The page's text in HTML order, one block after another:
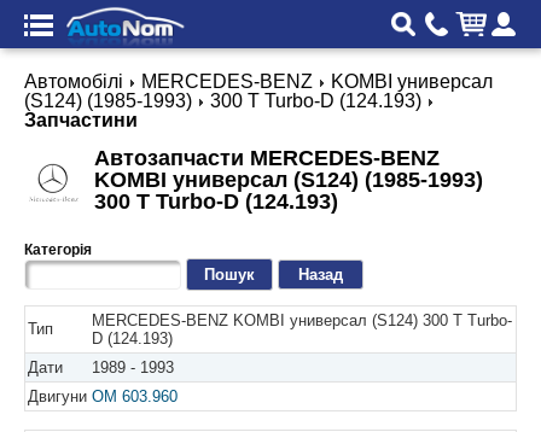
Автомобілі MERCEDES-BENZ
KOMBI универсал
(S124) (1985-1993)
300 T Turbo-D (124.193)
Запчастини
Автозапчасти MERCEDES-BENZ
KOMBI универсал (S124) (1985-1993)
300 T Turbo-D (124.193)
Категорія
Назад
Тип
MERCEDES-BENZ KOMBI универсал (S124) 300 T Turbo-
D (124.193)
Дати
1989 - 1993
Двигуни OM 603.960